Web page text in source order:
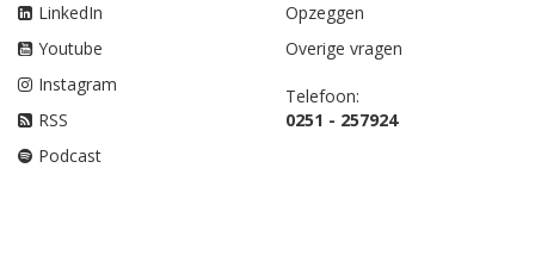
LinkedIn
Youtube
Instagram
RSS
Podcast
Opzeggen
Overige vragen
Telefoon:
0251 - 257924